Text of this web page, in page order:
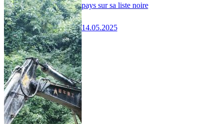
pays sur sa liste noire
14.05.2025